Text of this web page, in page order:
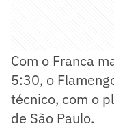
Com o Franca
5:30, o
técnico, com o
de São Paulo.